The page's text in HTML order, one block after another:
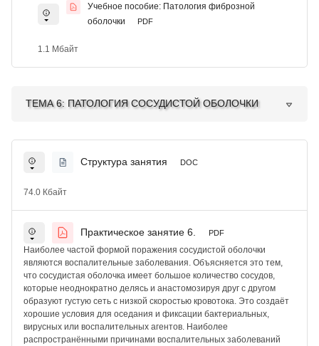
Учебное пособие: Патология фиброзной
оболочки
PDF
1.1 Мбайт
ТЕМА 6: ПАТОЛОГИЯ СОСУДИСТОЙ ОБОЛОЧКИ
Структура занятия DOC
74.0 Кбайт
Практическое занятие 6. PDF
Наиболее частой формой поражения сосудистой оболочки
являются воспалительные заболевания. Объясняется это тем,
что сосудистая оболочка имеет большое количество сосудов,
которые неоднократно делясь и анастомозируя друг с другом
образуют густую сеть с низкой скоростью кровотока. Это создаёт
хорошие условия для оседания и фиксации бактериальных,
вирусных или воспалительных агентов. Наиболее
распространёнными причинами воспалительных заболеваний